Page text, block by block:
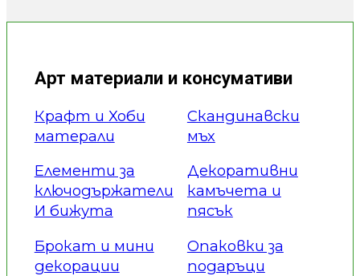
Арт материали и консумативи
Крафт и Хоби
матерали
Елементи за
ключодържатели
И бижута
Брокат и мини
декорации
Скандинавски
мъх
Декоративни
камъчета и
пясък
Опаковки за
подаръци